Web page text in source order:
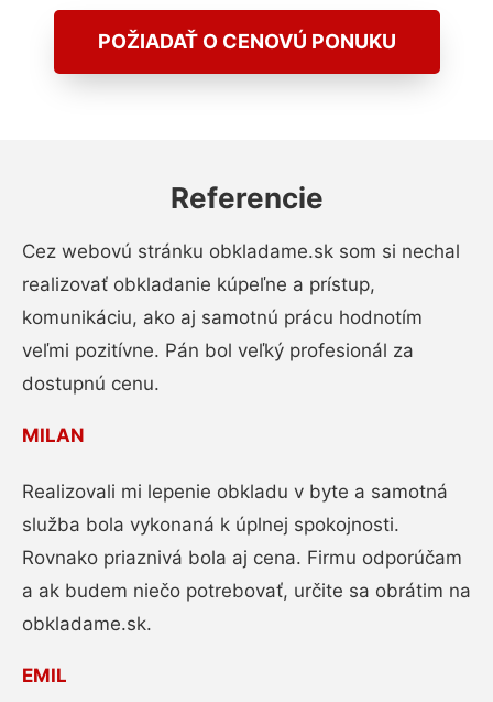
POŽIADAŤ O CENOVÚ PONUKU
Referencie
Cez webovú stránku obkladame.sk som si nechal
realizovať obkladanie kúpeľne a prístup,
komunikáciu, ako aj samotnú prácu hodnotím
veľmi pozitívne. Pán bol veľký profesionál za
dostupnú cenu.
MILAN
Realizovali mi lepenie obkladu v byte a samotná
služba bola vykonaná k úplnej spokojnosti.
Rovnako priaznivá bola aj cena. Firmu odporúčam
a ak budem niečo potrebovať, určite sa obrátim na
obkladame.sk.
EMIL